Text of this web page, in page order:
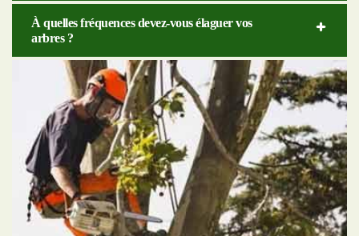
À quelles fréquences devez-vous élaguer vos
arbres ?